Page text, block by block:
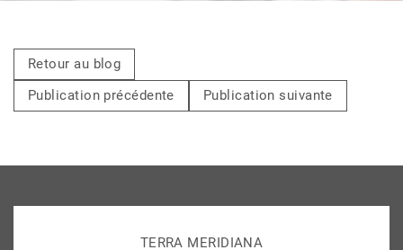
Retour au blog
Publication précédente
Publication suivante
TERRA MERIDIANA